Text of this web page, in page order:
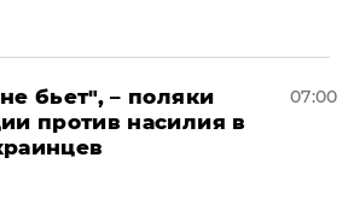
бьет", – поляки
против насилия в
07:00